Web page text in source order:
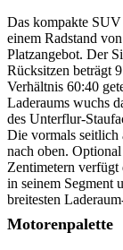
Das kompakte
einem Radstand
Platzangebot. Der
Rücksitzen beträgt
Verhältnis 60:40
Laderaums wuchs
des Unterflur-
Die vormals seitlich
nach oben.
Zentimetern
in seinem Segment
breitesten
Motorenpalette